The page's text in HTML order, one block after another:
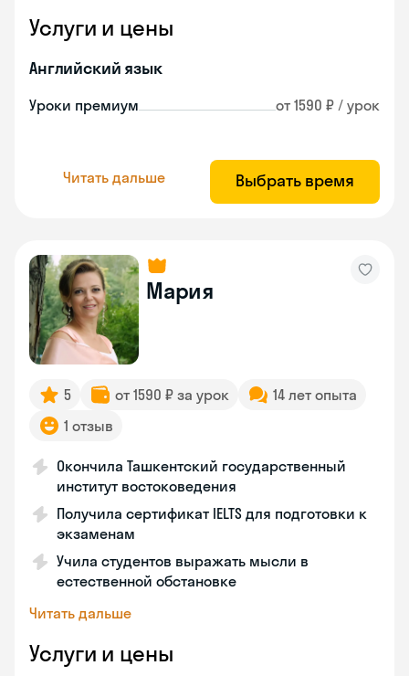
Услуги и цены
Английский язык
Уроки премиум от 1590 ₽ / урок
Читать дальше Выбрать время
Мария
5 от 1590 ₽ за урок
14 лет опыта
1 отзыв
Окончила Ташкентский государственный
институт востоковедения
Получила сертификат IELTS для подготовки к
экзаменам
Учила студентов выражать мысли в
естественной обстановке
Читать дальше
Услуги и цены